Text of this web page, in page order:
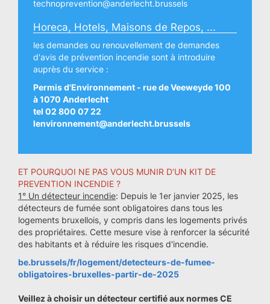
technoprevention@anderlecht.brussels
Horeca, Hotels, Maisons de Repos, ...
les demandes ou renouvellement de demandes
d'avis de prévention incendie sont à introduire
auprès du service :
Permis d'Environnement - rue de Veeweyde 100
à 1070 Anderlecht
tel 02 800 07 22
lenvironnement@anderlecht.brussels
ET POURQUOI NE PAS VOUS MUNIR D’UN KIT DE
PREVENTION INCENDIE ?
1° Un détecteur incendie: Depuis le 1er janvier 2025, les
détecteurs de fumée sont obligatoires dans tous les
logements bruxellois, y compris dans les logements privés
des propriétaires. Cette mesure vise à renforcer la sécurité
des habitants et à réduire les risques d'incendie.
be.brussels/fr/logement/detecteurs-de-fumee-
obligatoires-bruxelles-partir-de-2025
Veillez à choisir un détecteur certifié aux normes CE